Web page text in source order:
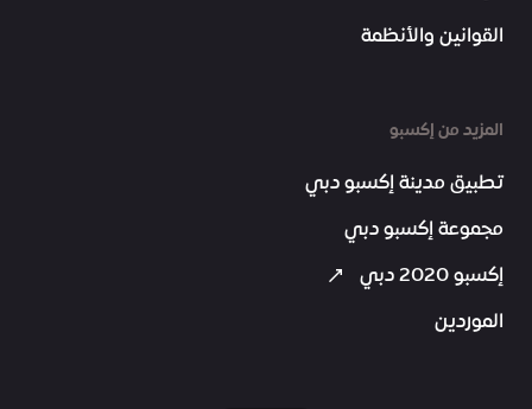
القوانين والأنظمة
المزيد من إكسبو
تطبيق مدينة إكسبو دبي
مجموعة إكسبو دبي
إكسبو 2020 دبي
الموردين